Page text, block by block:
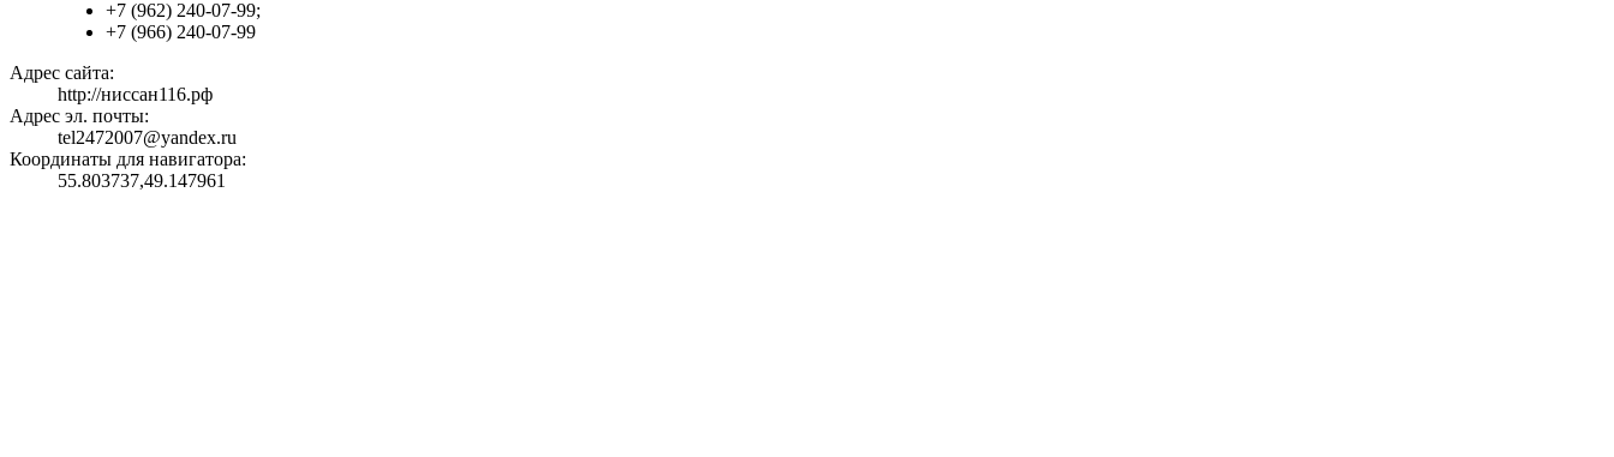
+7 (962) 240-07-99;
+7 (966) 240-07-99
Адрес сайта:
http://ниссан116.рф
Адрес эл. почты:
tel2472007@yandex.ru
Координаты для навигатора:
55.803737,49.147961